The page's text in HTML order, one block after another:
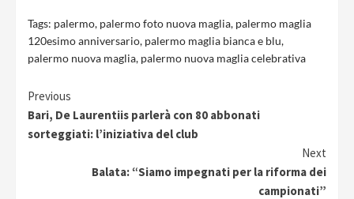
Tags: palermo, palermo foto nuova maglia, palermo maglia
120esimo anniversario, palermo maglia bianca e blu,
palermo nuova maglia, palermo nuova maglia celebrativa
Continue
Reading
Previous
Bari, De Laurentiis parlerà con 80 abbonati
sorteggiati: l’iniziativa del club
Next
Balata: “Siamo impegnati per la riforma dei
campionati”